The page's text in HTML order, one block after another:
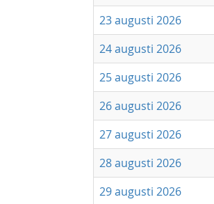
23 augusti 2026
24 augusti 2026
25 augusti 2026
26 augusti 2026
27 augusti 2026
28 augusti 2026
29 augusti 2026